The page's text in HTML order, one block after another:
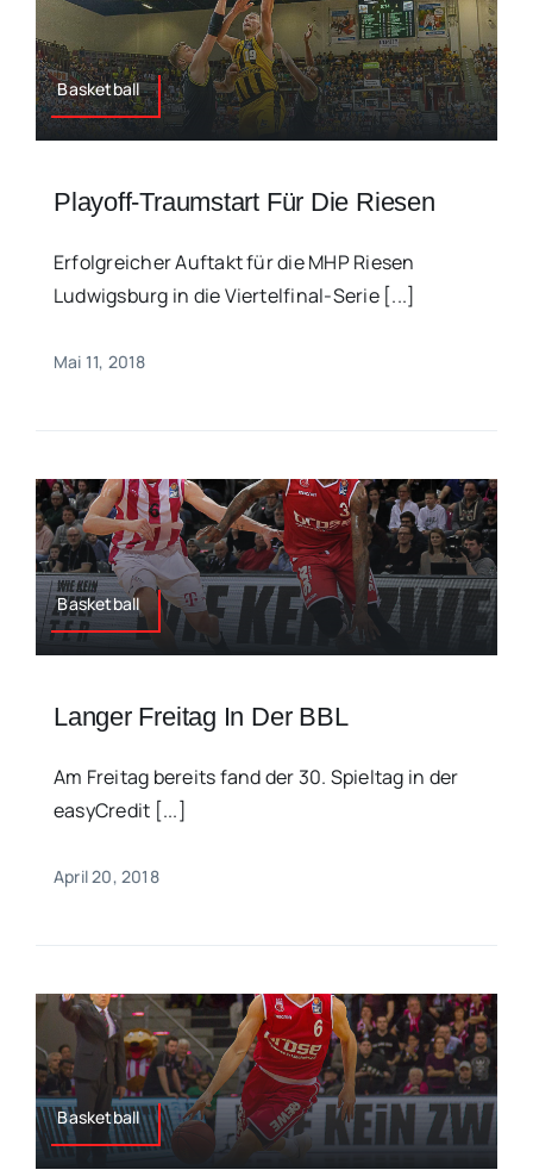
Basketball
Playoff-Traumstart Für Die Riesen
Erfolgreicher Auftakt für die MHP Riesen
Ludwigsburg in die Viertelfinal-Serie [...]
Mai 11, 2018
Basketball
Langer Freitag In Der BBL
Am Freitag bereits fand der 30. Spieltag in der
easyCredit [...]
April 20, 2018
Basketball